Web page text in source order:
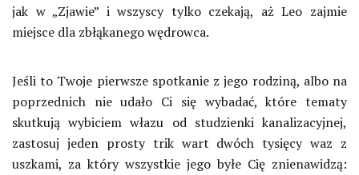
jak w „Zjawie” i wszyscy tylko czekają, aż Leo zajmie
miejsce dla zbłąkanego wędrowca.
Jeśli to Twoje pierwsze spotkanie z jego rodziną, albo na
poprzednich nie udało Ci się wybadać, które tematy
skutkują wybiciem włazu od studzienki kanalizacyjnej,
zastosuj jeden prosty trik wart dwóch tysięcy waz z
uszkami, za który wszystkie jego byłe Cię znienawidzą: